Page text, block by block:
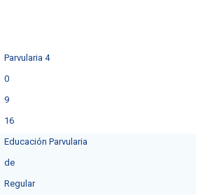
Parvularia 4
0
9
16
Educación Parvularia
de
Regular